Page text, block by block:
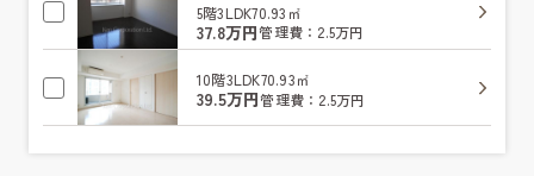
5階3LDK70.93㎡
37.8万円管理費：2.5万円
10階3LDK70.93㎡
39.5万円管理費：2.5万円